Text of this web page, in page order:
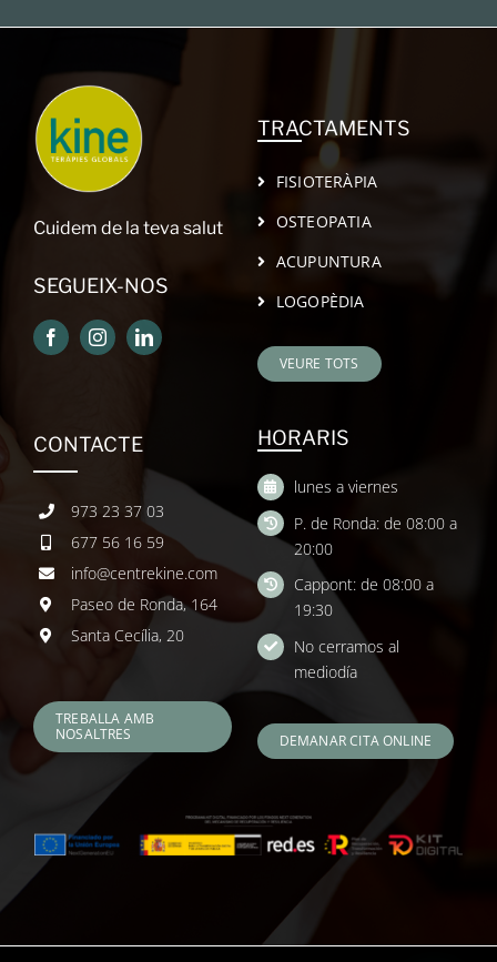
Cuidem de la teva salut
SEGUEIX-NOS
TRACTAMENTS
FISIOTERÀPIA
OSTEOPATIA
ACUPUNTURA
LOGOPÈDIA
VEURE TOTS
CONTACTE
973 23 37 03
677 56 16 59
info@centrekine.com
Paseo de Ronda, 164
Santa Cecília, 20
TREBALLA AMB
NOSALTRES
HORARIS
lunes a viernes
P. de Ronda: de 08:00 a
20:00
Cappont: de 08:00 a
19:30
No cerramos al
mediodía
DEMANAR CITA ONLINE